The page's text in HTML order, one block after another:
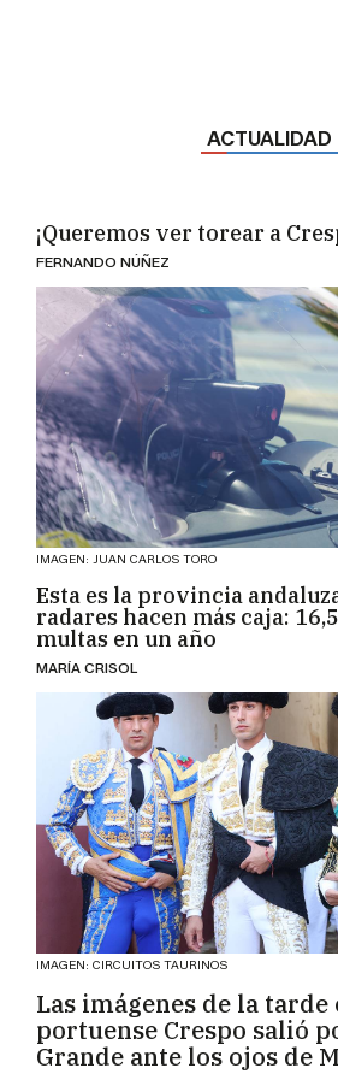
ACTUALIDAD
¡Queremos ver torear a
FERNANDO NÚÑEZ
IMAGEN: JUAN CARLOS TORO
Esta es la provincia
radares hacen más caja:
multas en un año
MARÍA CRISOL
IMAGEN: CIRCUITOS TAURINOS
Las imágenes de la tarde
portuense Crespo salió
Grande ante los ojos de